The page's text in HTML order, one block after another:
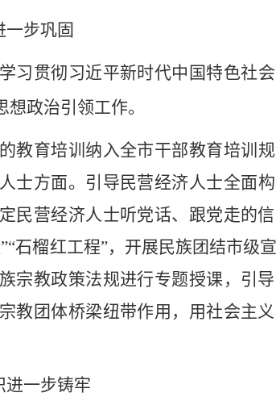
一步巩固
习贯彻习近平新时代中国特色社
政治引领工作。
教育培训纳入全市干部教育培训规
士方面。引导民营经济人士全面
民营经济人士听党话、跟党走的
”“石榴红工程”，开展民族团结市级
宗教政策法规进行专题授课，引
教团体桥梁纽带作用，用社会主
进一步铸牢